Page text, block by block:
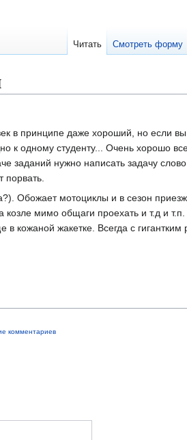
в принципе даже хороший, но если
к одному студенту... Очень хорошо
нужно написать задачу слово
порвать.
Обожает мотоциклы и в сезон
мимо общаги проехать и т.д и
кожаной жакетке. Всегда с гигантким
комментариев
Читать Смотреть форму